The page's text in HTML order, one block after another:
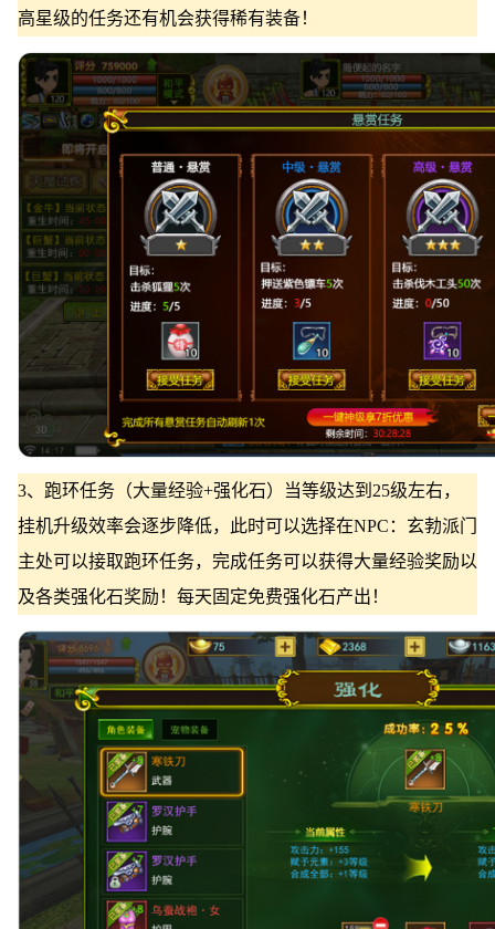
高星级的任务还有机会获得稀有装备！
3、跑环任务（大量经验+强化石）当等级达到25级左右，
挂机升级效率会逐步降低，此时可以选择在NPC：玄勃派门
主处可以接取跑环任务，完成任务可以获得大量经验奖励以
及各类强化石奖励！每天固定免费强化石产出！